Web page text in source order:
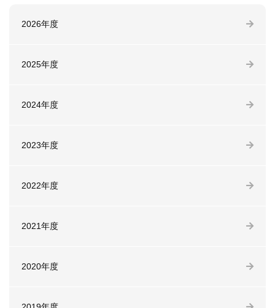
2026年度
2025年度
2024年度
2023年度
2022年度
2021年度
2020年度